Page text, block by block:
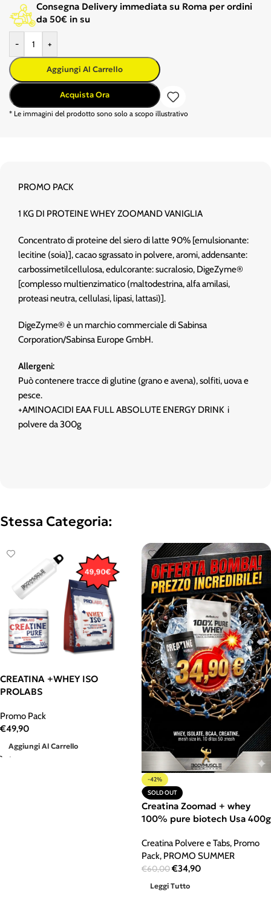
Consegna Delivery immediata su Roma per ordini
da 50€ in su
- +
Aggiungi Al Carrello
Acquista Ora
* Le immagini del prodotto sono solo a scopo illustrativo
PROMO PACK
1 KG DI PROTEINE WHEY ZOOMAND VANIGLIA
Concentrato di proteine del siero di latte 90% [emulsionante:
lecitine (soia)], cacao sgrassato in polvere, aromi, addensante:
carbossimetilcellulosa, edulcorante: sucralosio, DigeZyme®
[complesso multienzimatico (maltodestrina, alfa amilasi,
proteasi neutra, cellulasi, lipasi, lattasi)].
DigeZyme® è un marchio commerciale di Sabinsa
Corporation/Sabinsa Europe GmbH.
Allergeni:
Può contenere tracce di glutine (grano e avena), solfiti, uova e
pesce.
+AMINOACIDI EAA FULL ABSOLUTE ENERGY DRINK i
polvere da 300g
Stessa Categoria:
CREATINA +WHEY ISO
PROLABS
Promo Pack
€49,90
Aggiungi Al Carrello
-42%
SOLD OUT
Creatina Zoomad + whey
100% pure biotech Usa 400g
Creatina Polvere e Tabs, Promo
Pack, PROMO SUMMER
€60,00€34,90
Leggi Tutto